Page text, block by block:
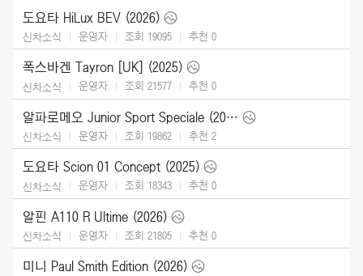
도요타 HiLux BEV (2026)
신차소식 운영자 조회 19095 추천 0
폭스바겐 Tayron [UK] (2025)
신차소식 운영자 조회 21577 추천 0
알파로메오 Junior Sport Speciale (2026)
신차소식 운영자 조회 19862 추천 2
도요타 Scion 01 Concept (2025)
신차소식 운영자 조회 18343 추천 0
알핀 A110 R Ultime (2026)
신차소식 운영자 조회 21805 추천 0
미니 Paul Smith Edition (2026)